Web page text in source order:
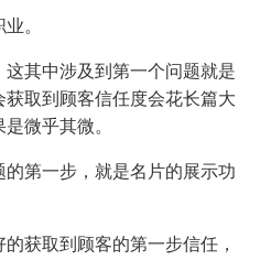
。
其中涉及到第一个问题就是
取到顾客信任度会花长篇大
微乎其微。
第一步，就是名片的展示功
取到顾客的第一步信任，